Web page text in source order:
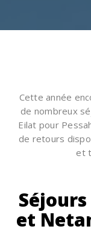
Cette année
de nombreux
Eilat pour
de retours
et
et